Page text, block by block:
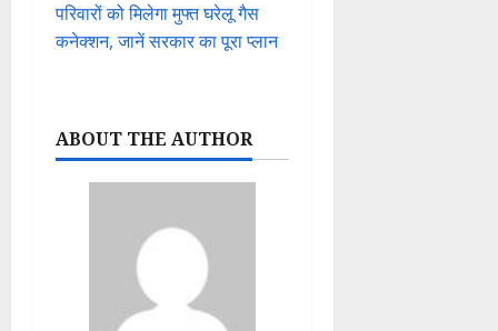
परिवारों को मिलेगा मुफ्त घरेलू गैस
कनेक्शन, जानें सरकार का पूरा प्लान
ABOUT THE AUTHOR